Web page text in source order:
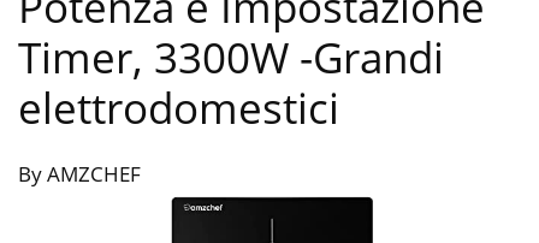
Timer, 3300W -Grandi
elettrodomestici
By AMZCHEF